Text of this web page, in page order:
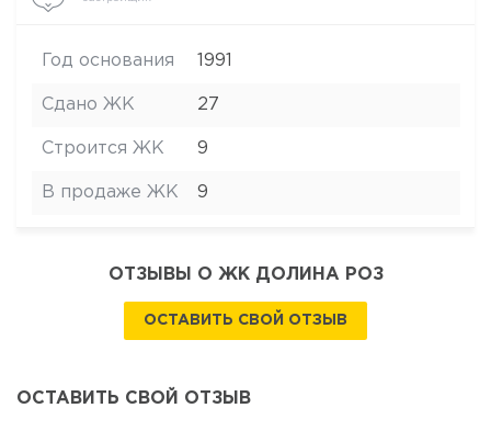
Год основания 1991
Сдано ЖК 27
Строится ЖК 9
В продаже ЖК 9
ОТЗЫВЫ О ЖК ДОЛИНА РОЗ
ОСТАВИТЬ СВОЙ ОТЗЫВ
ОСТАВИТЬ СВОЙ ОТЗЫВ